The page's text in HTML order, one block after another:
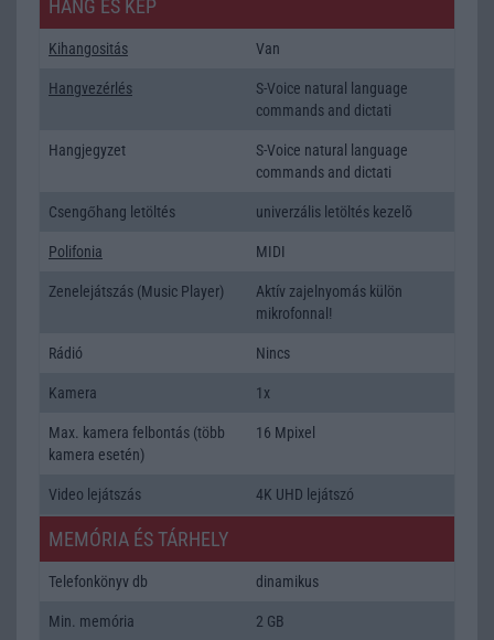
HANG ÉS KÉP
Kihangositás Van
Hangvezérlés
S-Voice natural language
commands and dictati
Hangjegyzet
S-Voice natural language
commands and dictati
Csengőhang letöltés univerzális letöltés kezelõ
Polifonia MIDI
Zenelejátszás (Music Player)
Aktív zajelnyomás külön
mikrofonnal!
Rádió Nincs
Kamera 1x
Max. kamera felbontás (több
kamera esetén)
16 Mpixel
Video lejátszás 4K UHD lejátszó
MEMÓRIA ÉS TÁRHELY
Telefonkönyv db dinamikus
Min. memória 2 GB